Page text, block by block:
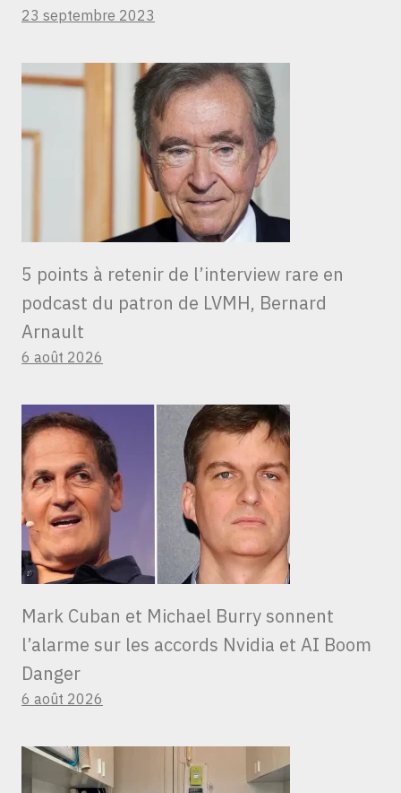
23 septembre 2023
5 points à retenir de l’interview rare en
podcast du patron de LVMH, Bernard
Arnault
6 août 2026
Mark Cuban et Michael Burry sonnent
l’alarme sur les accords Nvidia et AI Boom
Danger
6 août 2026